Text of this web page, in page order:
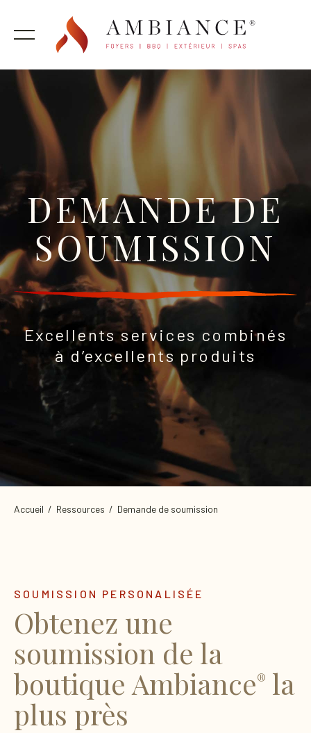
DEMANDE DE
SOUMISSION
Excellents services combinés
à d’excellents produits
Accueil / Ressources / Demande de soumission
SOUMISSION PERSONALISÉE
Obtenez une
soumission de la
boutique Ambiance® la
plus près